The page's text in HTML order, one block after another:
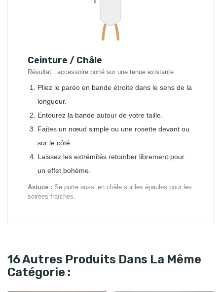
Ceinture / Châle
Résultat : accessoire porté sur une tenue existante
Pliez le paréo en bande étroite dans le sens de la
longueur.
Entourez la bande autour de votre taille.
Faites un nœud simple ou une rosette devant ou
sur le côté.
Laissez les extrémités retomber librement pour
un effet bohème.
Astuce : Se porte aussi en châle sur les épaules pour les
soirées fraîches.
16 Autres Produits Dans La Même
Catégorie :